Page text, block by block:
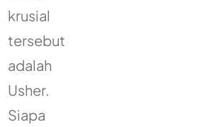
krusial
tersebut
adalah
Usher.
Siapa